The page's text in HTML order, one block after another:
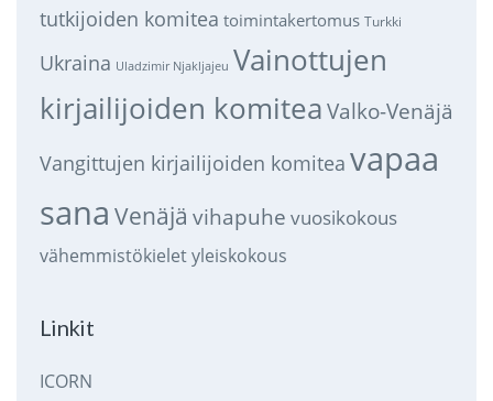
tutkijoiden komitea toimintakertomus Turkki
Ukraina Uladzimir Njakljajeu Vainottujen
kirjailijoiden komitea Valko-Venäjä
Vangittujen kirjailijoiden komitea vapaa
sana Venäjä vihapuhe vuosikokous
vähemmistökieletyleiskokous
Linkit
ICORN